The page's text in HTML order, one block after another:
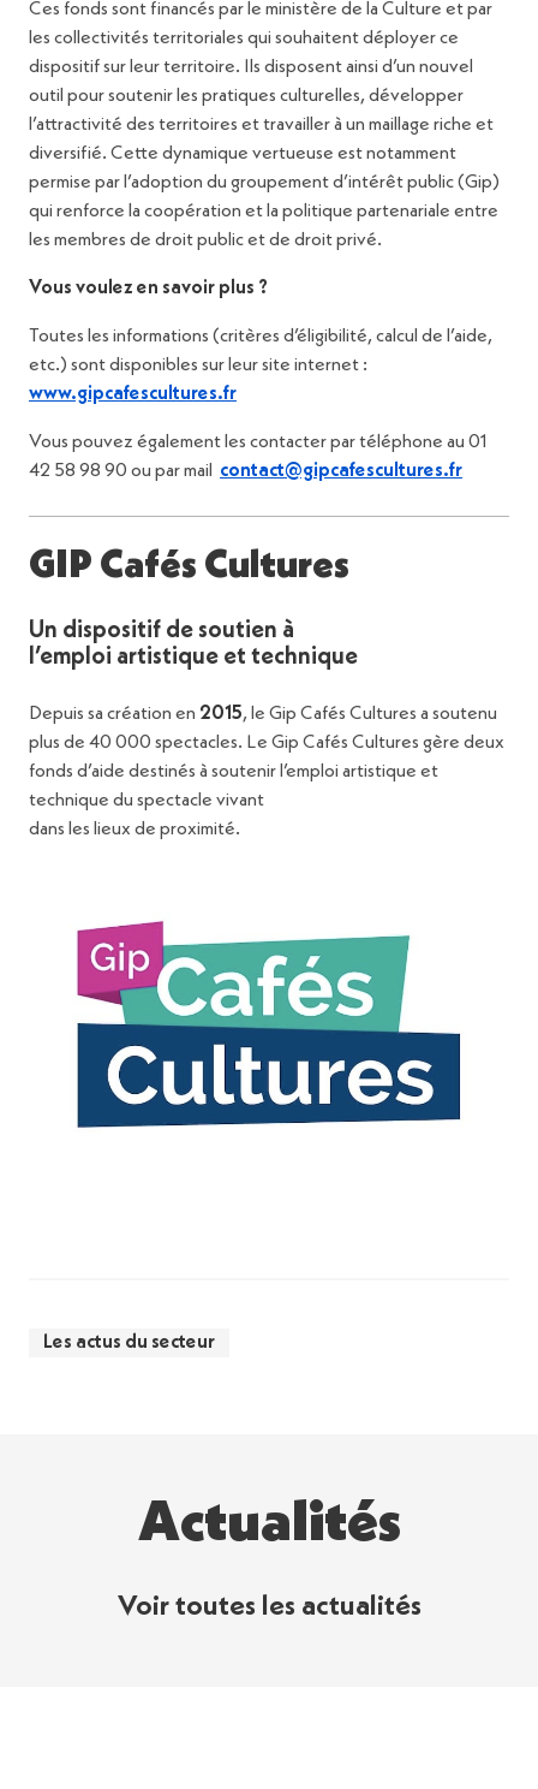
Ces fonds sont financés par le ministère de la Culture et par
les collectivités territoriales qui souhaitent déployer ce
dispositif sur leur territoire. Ils disposent ainsi d’un nouvel
outil pour soutenir les pratiques culturelles, développer
l’attractivité des territoires et travailler à un maillage riche et
diversifié. Cette dynamique vertueuse est notamment
permise par l’adoption du groupement d’intérêt public (Gip)
qui renforce la coopération et la politique partenariale entre
les membres de droit public et de droit privé.
Vous voulez en savoir plus ?
Toutes les informations (critères d’éligibilité, calcul de l’aide,
etc.) sont disponibles sur leur site internet :
www.gipcafescultures.fr
Vous pouvez également les contacter par téléphone au 01
42 58 98 90 ou par mail contact@gipcafescultures.fr
GIP Cafés Cultures
Un dispositif de soutien à
l’emploi artistique et technique
Depuis sa création en 2015, le Gip Cafés Cultures a soutenu
plus de 40 000 spectacles. Le Gip Cafés Cultures gère deux
fonds d’aide destinés à soutenir l’emploi artistique et
technique du spectacle vivant
dans les lieux de proximité.
Les actus du secteur
Actualités
Voir toutes les actualités